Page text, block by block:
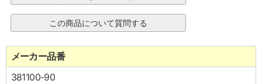
メーカー品番
381100-90